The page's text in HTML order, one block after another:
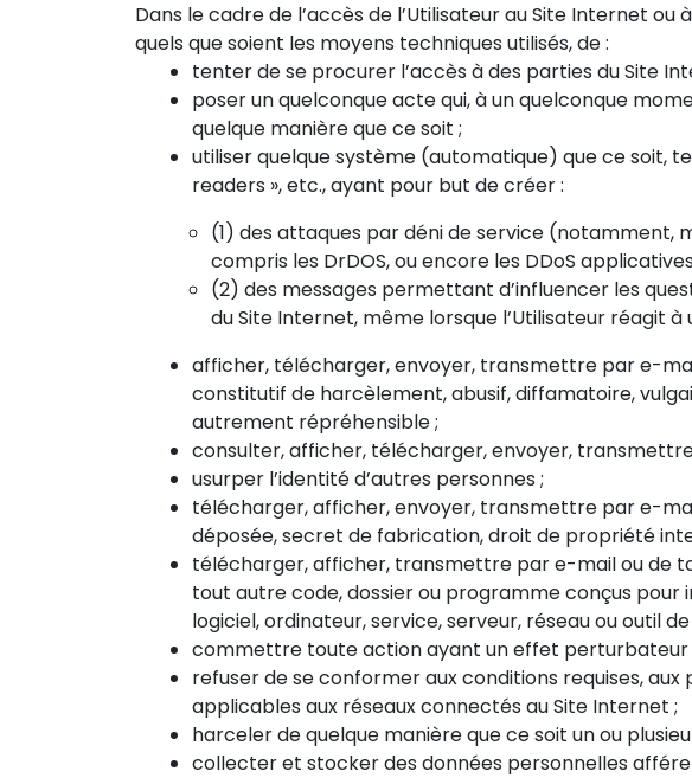
Dans le cadre de l’accès de l’Utilisateur au Site Internet
quels que soient les moyens techniques utilisés, de :
tenter de se procurer l’accès à des parties du Site
poser un quelconque acte qui, à un quelconque
quelque manière que ce soit ;
utiliser quelque système (automatique) que ce soit,
readers », etc., ayant pour but de créer :
(1) des attaques par déni de service (notamment,
compris les DrDOS, ou encore les DDoS
(2) des messages permettant d’influencer les
du Site Internet, même lorsque l’Utilisateur réagit
afficher, télécharger, envoyer, transmettre par e-
constitutif de harcèlement, abusif, diffamatoire,
autrement répréhensible ;
consulter, afficher, télécharger, envoyer,
usurper l’identité d’autres personnes ;
télécharger, afficher, envoyer, transmettre par e-
déposée, secret de fabrication, droit de propriété
télécharger, afficher, transmettre par e-mail ou de
tout autre code, dossier ou programme conçus
logiciel, ordinateur, service, serveur, réseau ou outil
commettre toute action ayant un effet perturbateur
refuser de se conformer aux conditions requises,
applicables aux réseaux connectés au Site Internet ;
harceler de quelque manière que ce soit un ou
collecter et stocker des données personnelles